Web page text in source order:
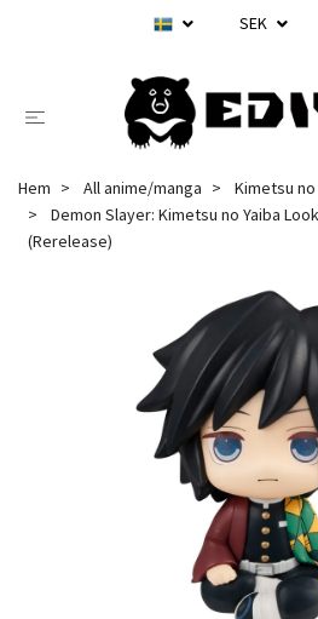
SEK
Hem All anime/manga
Kimetsu no
Demon Slayer: Kimetsu no Yaiba
(Rerelease)